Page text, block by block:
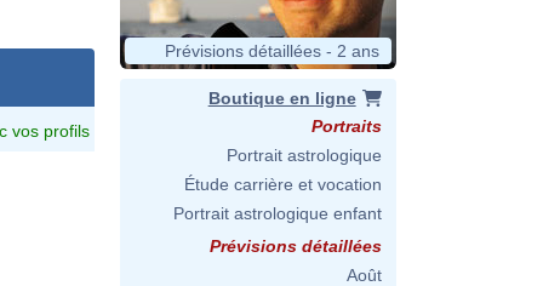
vos profils
Prévisions détaillées - 2 ans
Boutique en ligne
Portraits
Portrait astrologique
Étude carrière et vocation
Portrait astrologique enfant
Prévisions détaillées
Août